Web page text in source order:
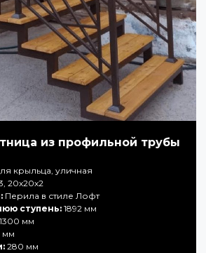
из профильной трубы
крыльца, уличная
20х20х2
Перила в стиле Лофт
ступень: 1892 мм
1300 мм
мм
280 мм